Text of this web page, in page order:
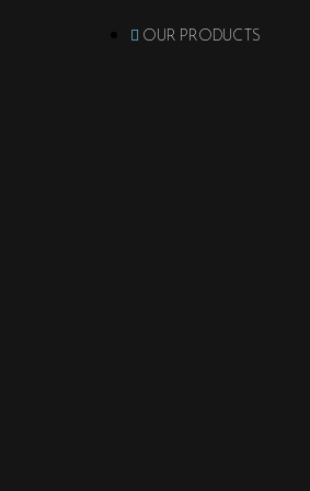
OUR PRODUCTS